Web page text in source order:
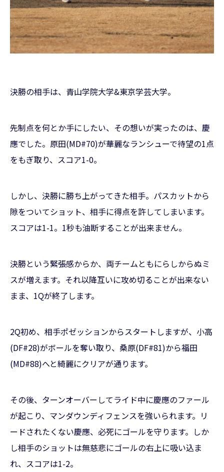
決勝の相手は、青山学院大学&東京学芸大学。
先制点を何とか手にしたい、その想いが実ったのは、慶
應でした。原田(MD#70)が華麗なランシューで待望の1点
をもぎ取り、スコア1-0。
しかし、決勝に勝ち上がってきた相手。パスカットから
隙をついてショット、相手に得点を許してしまいます。
スコアは1-1。1秒も油断することが出来ません。
決勝という緊張感からか、両チームともにらしからぬミ
スが増えます。それ以降互いに攻め切ることが出来ない
まま、1Qが終了します。
2Q初め、相手ポゼッションからスタートしますが、小高
(DF#28)がボールを奪い取り、桑原(DF#81)から福田
(MD#88)へと綺麗にクリアが通ります。
その後、ターンオーバーしてライド中に慶應のファール
が起こり、マンダウンディフェンスを強いられます。リ
ードされたくない慶應、必死にゴールを守ります。しか
し相手のショットは無慈悲にゴールの右上に吸い込ま
れ、スコアは1-2。